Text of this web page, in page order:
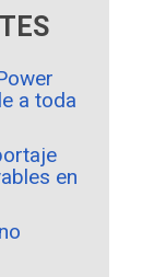
a toda
en